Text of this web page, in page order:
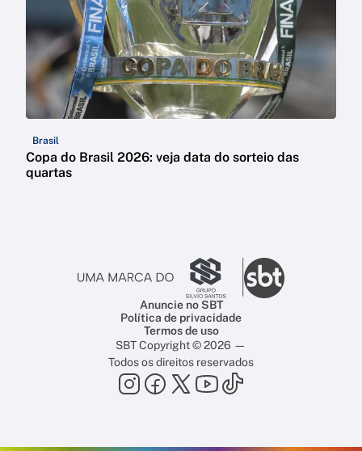
Brasil
Copa do Brasil 2026: veja data do sorteio das
quartas
Anuncie no SBT
Política de privacidade
Termos de uso
SBT Copyright © 2026 —
Todos os direitos reservados